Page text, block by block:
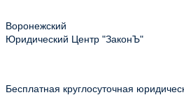
Воронежский
Юридический Центр "ЗаконЪ"
Бесплатная круглосуточная